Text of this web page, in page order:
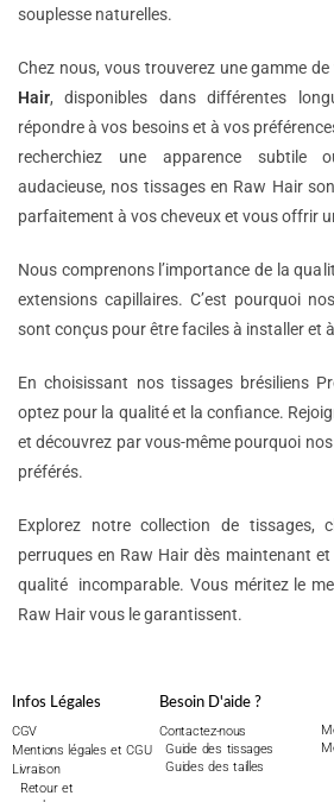
souplesse naturelles.
Chez nous, vous trouverez une gamme de
Hair, disponibles dans différentes
répondre à vos besoins et à vos
recherchiez une apparence subtile
audacieuse, nos tissages en Raw Hair
parfaitement à vos cheveux et vous offrir
Nous comprenons l’importance de la
extensions capillaires. C’est pourquoi
sont conçus pour être faciles à installer et
En choisissant nos tissages brésiliens
optez pour la qualité et la confiance.
et découvrez par vous-même pourquoi
préférés.
Explorez notre collection de tissages,
perruques en Raw Hair dès maintenant
qualité incomparable. Vous méritez le
Raw Hair vous le garantissent.
Infos Légales
CGV
Mentions légales et CGU
Livraison
Retour et
Besoin D'aide ?
Contactez-nous
Guide des tissages
Guides des tailles